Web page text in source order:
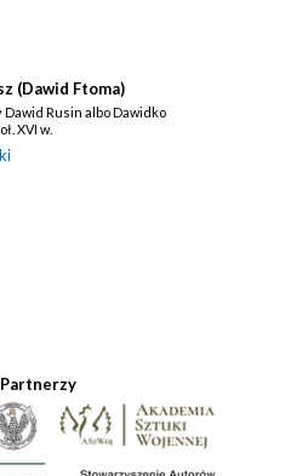
(Dawid Ftoma)
Dawid Rusin albo Dawidko
XVI w.
Partnerzy